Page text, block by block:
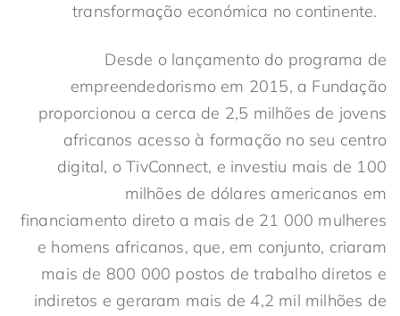
transformação económica no continente.
Desde o lançamento do programa de
empreendedorismo em 2015, a Fundação
proporcionou a cerca de 2,5 milhões de jovens
africanos acesso à formação no seu centro
digital, o TivConnect, e investiu mais de 100
milhões de dólares americanos em
financiamento direto a mais de 21 000 mulheres
e homens africanos, que, em conjunto, criaram
mais de 800 000 postos de trabalho diretos e
indiretos e geraram mais de 4,2 mil milhões de